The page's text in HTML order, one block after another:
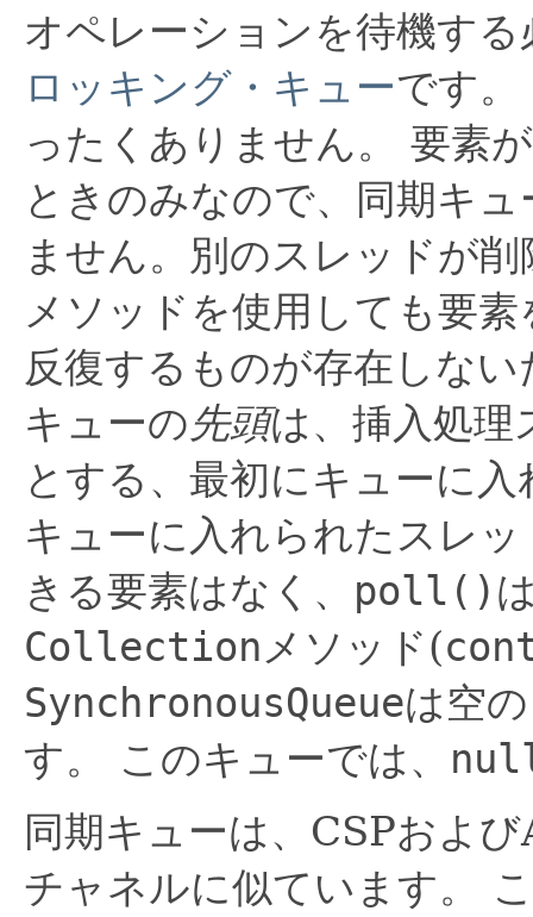
オペレーションを待機す
ロッキング・キューです。
ったくありません。
要素
ときのみなので、同期キュ
ません。別のスレッドが
メソッドを使用しても要
反復するものが存在しな
キューの先頭は、挿入処理
とする、最初にキューに
キューに入れられたスレ
きる要素はなく、 poll()
Collection メソッド(
SynchronousQueueは空
す。
このキューでは、
同期キューは、CSPおよ
チャネルに似ています。